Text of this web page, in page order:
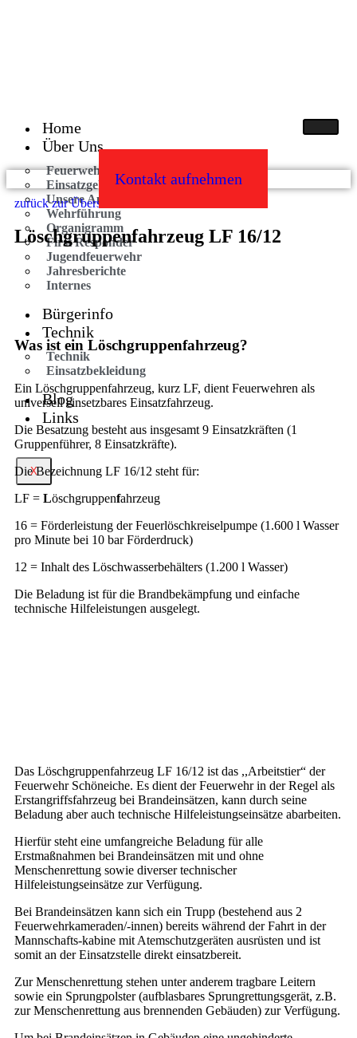
Home
Über Uns
Feuerwehr der Gemeinde
Einsatzgebiet
Unsere Aufgaben
Wehrführung
Organigramm
First Responder
Jugendfeuerwehr
Jahresberichte
Internes
Bürgerinfo
Technik
Technik
Einsatzbekleidung
Blog
Links
X
Kontakt aufnehmen
zurück zur Übersicht
Löschgruppenfahrzeug LF 16/12
Was ist ein Löschgruppenfahrzeug?
Ein Löschgruppenfahrzeug, kurz LF, dient Feuerwehren als
universell einsetzbares Einsatzfahrzeug.
Die Besatzung besteht aus insgesamt 9 Einsatzkräften (1
Gruppenführer, 8 Einsatzkräfte).
Die Bezeichnung LF 16/12 steht für:
LF = Löschgruppenfahrzeug
16 = Förderleistung der Feuerlöschkreiselpumpe (1.600 l Wasser
pro Minute bei 10 bar Förderdruck)
12 = Inhalt des Löschwasserbehälters (1.200 l Wasser)
Die Beladung ist für die Brandbekämpfung und einfache
technische Hilfeleistungen ausgelegt.
Das Löschgruppenfahrzeug LF 16/12 ist das ,,Arbeitstier“ der
Feuerwehr Schöneiche. Es dient der Feuerwehr in der Regel als
Erstangriffsfahrzeug bei Brandeinsätzen, kann durch seine
Beladung aber auch technische Hilfeleistungseinsätze abarbeiten.
Hierfür steht eine umfangreiche Beladung für alle
Erstmaßnahmen bei Brandeinsätzen mit und ohne
Menschenrettung sowie diverser technischer
Hilfeleistungseinsätze zur Verfügung.
Bei Brandeinsätzen kann sich ein Trupp (bestehend aus 2
Feuerwehrkameraden/-innen) bereits während der Fahrt in der
Mannschafts-kabine mit Atemschutzgeräten ausrüsten und ist
somit an der Einsatzstelle direkt einsatzbereit.
Zur Menschenrettung stehen unter anderem tragbare Leitern
sowie ein Sprungpolster (aufblasbares Sprungrettungsgerät, z.B.
zur Menschenrettung aus brennenden Gebäuden) zur Verfügung.